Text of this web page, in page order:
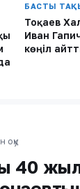
БАСТЫ
Тоқаев
Иван
көңіл
оқу
40 жыл